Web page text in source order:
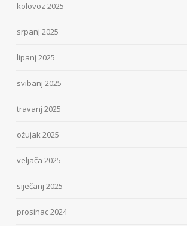
kolovoz 2025
srpanj 2025
lipanj 2025
svibanj 2025
travanj 2025
ožujak 2025
veljača 2025
siječanj 2025
prosinac 2024